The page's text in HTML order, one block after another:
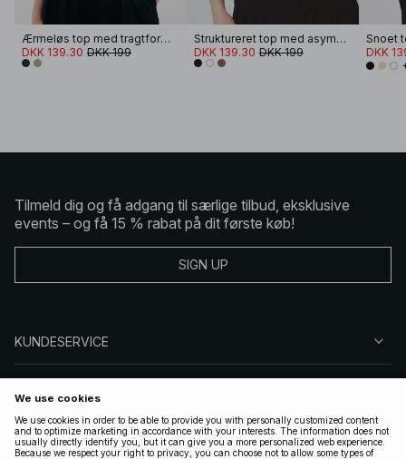
Ærmeløs top med tragtformet halsudskæring
DKK 139.30 DKK 199
Struktureret top med asymmetrisk kant
DKK 139.30 DKK 199
Snoet
DKK
Tilmeld dig og få adgang til særlige tilbud, eksklusive
events – og få 15 % rabat på dit første køb!
SIGN UP
KUNDESERVICE
FØLG OS